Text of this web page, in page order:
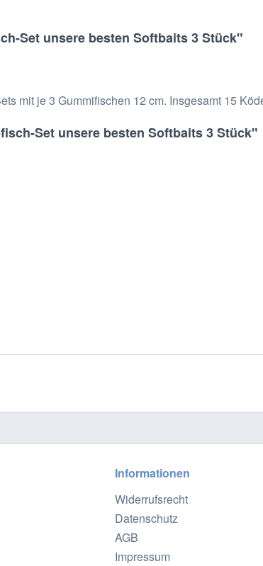
Set unsere besten Softbaits 3 Stück"
mit je 3 Gummifischen 12 cm. Insgesamt 15
Set unsere besten Softbaits 3 Stück"
Informationen
Widerrufsrecht
Datenschutz
AGB
Impressum